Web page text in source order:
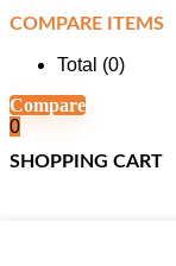
COMPARE ITEMS
Total (0)
Compare
0
SHOPPING CART